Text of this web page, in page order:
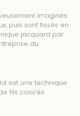
imaginés
puis sont tissés en
jacquard par
du
est une technique
fils colorés